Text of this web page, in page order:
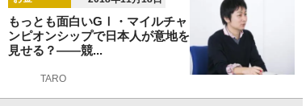
もっとも面白いGⅠ・マイルチャ
ンピオンシップで日本人が意地を
見せる？――競...
TARO